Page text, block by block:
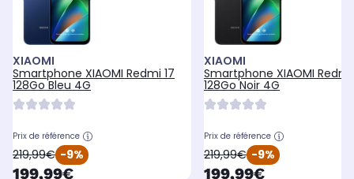
XIAOMI
Smartphone XIAOMI Redmi 17
128Go Bleu 4G
Prix de référence
oldPrice
219,99€ -9%
currentPrice
199,99€
XIAOMI
Smartphone XIAOMI Redmi
128Go Noir 4G
Prix de référence
oldPrice
219,99€ -9%
currentPrice
199,99€